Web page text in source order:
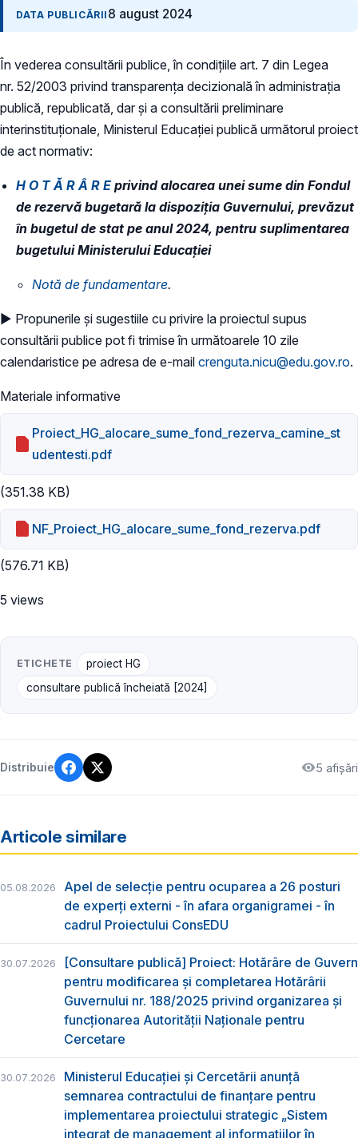
DATA PUBLICĂRII 8 august 2024
În vederea consultării publice, în condiţiile art. 7 din Legea
nr. 52/2003 privind transparenţa decizională în administraţia
publică, republicată, dar și a consultării preliminare
interinstituționale, Ministerul Educaţiei publică următorul proiect
de act normativ:
H O T Ă R Â R E privind alocarea unei sume din Fondul
de rezervă bugetară la dispoziția Guvernului, prevăzut
în bugetul de stat pe anul 2024, pentru suplimentarea
bugetului Ministerului Educației
​Notă de fundamentare.
► Propunerile și sugestiile cu privire la proiectul supus
consultării publice pot fi trimise în următoarele 10 zile
calendaristice pe adresa de e-mail crenguta.nicu@edu.gov.ro.
Materiale informative
Proiect_HG_alocare_sume_fond_rezerva_camine_st
udentesti.pdf
(351.38 KB)
NF_Proiect_HG_alocare_sume_fond_rezerva.pdf
(576.71 KB)
5 views
ETICHETE
proiect HG
consultare publică încheiată [2024]
Distribuie 5 afișări
Articole similare
05.08.2026
Apel de selecție pentru ocuparea a 26 posturi
de experți externi - în afara organigramei - în
cadrul Proiectului ConsEDU
30.07.2026
[Consultare publică] Proiect: Hotărâre de Guvern
pentru modificarea și completarea Hotărârii
Guvernului nr. 188/2025 privind organizarea şi
funcţionarea Autorităţii Naţionale pentru
Cercetare
30.07.2026
Ministerul Educației și Cercetării anunță
semnarea contractului de finanțare pentru
implementarea proiectului strategic „Sistem
integrat de management al informațiilor în